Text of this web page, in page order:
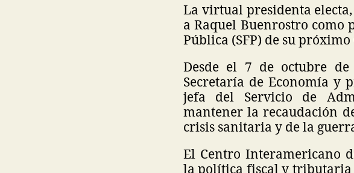
La virtual presidenta
a Raquel Buenrostro
Pública (SFP) de su
Desde el 7 de octubre
Secretaría de Economía y
jefa del Servicio de
mantener la recaudación
crisis sanitaria y de la
El Centro Interamericano
la política fiscal y tributaria